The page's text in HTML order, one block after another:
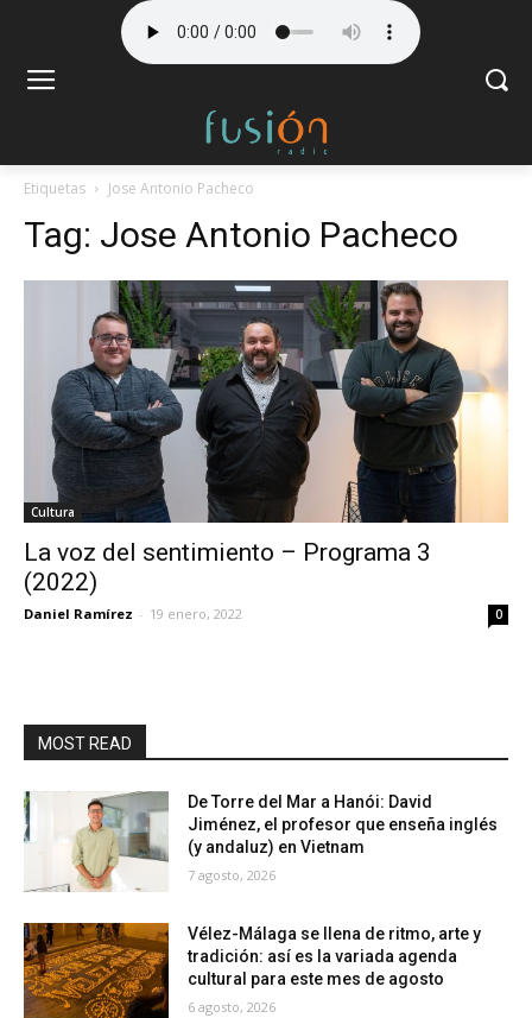
Etiquetas Jose Antonio Pacheco
Tag: Jose Antonio Pacheco
Cultura
La voz del sentimiento – Programa 3
(2022)
Daniel Ramírez - 19 enero, 2022 0
MOST READ
De Torre del Mar a Hanói: David
Jiménez, el profesor que enseña inglés
(y andaluz) en Vietnam
7 agosto, 2026
Vélez-Málaga se llena de ritmo, arte y
tradición: así es la variada agenda
cultural para este mes de agosto
6 agosto, 2026